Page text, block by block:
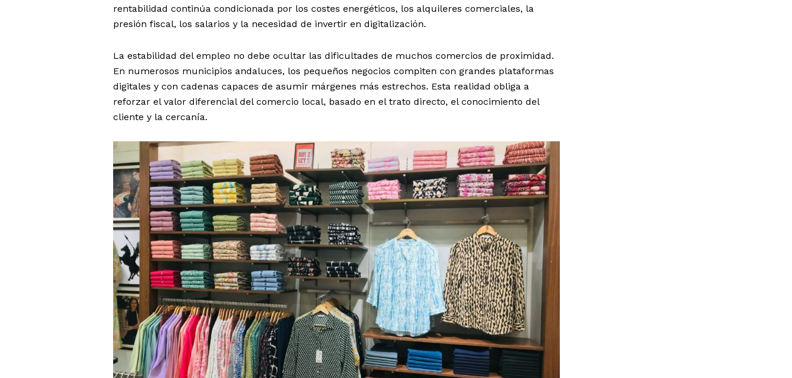
rentabilidad continúa condicionada por los costes energéticos, los alquileres comerciales, la
presión fiscal, los salarios y la necesidad de invertir en digitalización.
La estabilidad del empleo no debe ocultar las dificultades de muchos comercios de proximidad.
En numerosos municipios andaluces, los pequeños negocios compiten con grandes plataformas
digitales y con cadenas capaces de asumir márgenes más estrechos. Esta realidad obliga a
reforzar el valor diferencial del comercio local, basado en el trato directo, el conocimiento del
cliente y la cercanía.